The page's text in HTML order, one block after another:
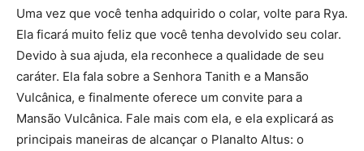
Uma vez que você tenha adquirido o colar, volte para Rya.
Ela ficará muito feliz que você tenha devolvido seu colar.
Devido à sua ajuda, ela reconhece a qualidade de seu
caráter. Ela fala sobre a Senhora Tanith e a Mansão
Vulcânica, e finalmente oferece um convite para a
Mansão Vulcânica. Fale mais com ela, e ela explicará as
principais maneiras de alcançar o Planalto Altus: o